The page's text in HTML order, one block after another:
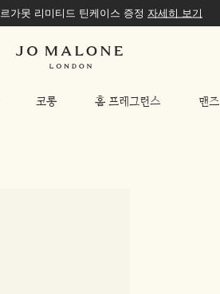
가못 리미티드 틴케이스 증정 자세히 보기
코롱 홈 프레그런스 맨즈